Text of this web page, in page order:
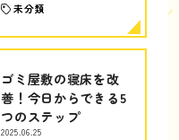
未分類
ゴミ屋敷の寝床を改
善！今日からできる5
つのステップ
2025.06.25